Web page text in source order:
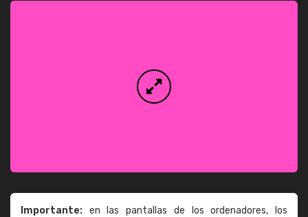
Importante: en las pantallas de los ordenadores, los